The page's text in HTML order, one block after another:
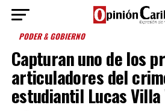
PODER & GOBIERNO
Capturan uno de los
articuladores del
estudiantil Lucas Villa